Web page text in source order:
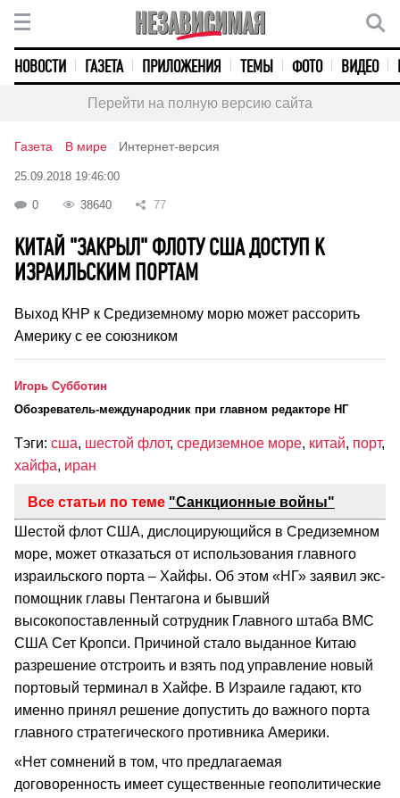
НОВОСТИ ГАЗЕТА ПРИЛОЖЕНИЯ ТЕМЫ ФОТО ВИДЕО
Перейти на полную версию сайта
Газета В мире Интернет-версия
25.09.2018 19:46:00
0 38640 77
КИТАЙ "ЗАКРЫЛ" ФЛОТУ США ДОСТУП К
ИЗРАИЛЬСКИМ ПОРТАМ
Выход КНР к Средиземному морю может рассорить
Америку с ее союзником
Игорь Субботин
Обозреватель-международник при главном редакторе НГ
Тэги: сша, шестой флот, средиземное море, китай, порт,
хайфа, иран
Все статьи по теме "Санкционные войны"
Шестой флот США, дислоцирующийся в Средиземном
море, может отказаться от использования главного
израильского порта – Хайфы. Об этом «НГ» заявил экс-
помощник главы Пентагона и бывший
высокопоставленный сотрудник Главного штаба ВМС
США Сет Кропси. Причиной стало выданное Китаю
разрешение отстроить и взять под управление новый
портовый терминал в Хайфе. В Израиле гадают, кто
именно принял решение допустить до важного порта
главного стратегического противника Америки.
«Нет сомнений в том, что предлагаемая
договоренность имеет существенные геополитические